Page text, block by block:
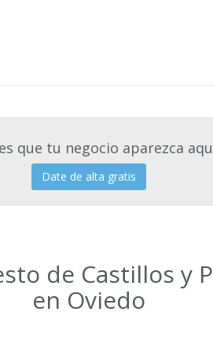
que tu negocio aparezca
Date de alta gratis
de Castillos y
en Oviedo